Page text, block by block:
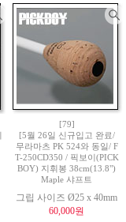
[79]
[5월 26일 신규입고 완료/
무라마츠 PK 524와 동일/ F
T-250CD350 / 픽보이(PICK
BOY) 지휘봉 38cm(13.8")
Maple 샤프트
그립 사이즈 Ø25 x 40mm
60,000원